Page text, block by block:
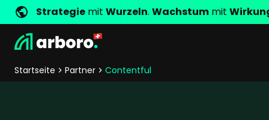
Strategie mit Wurzeln. Wachstum mit
Entwicklung
Shopentwicklung
Online Marketing
SEO
Shop ErfolgsstorysShop Referenzen
ManagementUnternehmenswerte
Jobsarboro als ArbeitgeberCore Values
AnfrageStandorte
Startseite Partner Contentful